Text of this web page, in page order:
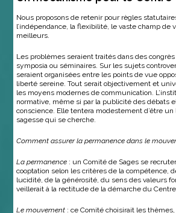
Nous proposons de retenir pour règles
l’indépendance, la flexibilité, le vaste champ de
meilleurs.
Les problèmes seraient traités dans des
symposia ou séminaires. Sur les sujets
seraient organisées entre les points de vue
liberté sereine. Tout serait objectivement et
les moyens modernes de communication.
normative, même si par la publicité des débats
conscience. Elle tentera modestement d’être un
sagesse qui se cherche.
Comment assurer la permanence dans le
La permanence : un Comité de Sages se
cooptation selon les critères de la compétence,
lucidité, de la générosité, du sens des valeurs
veillerait à la rectitude de la démarche du Centre.
Le mouvement : ce Comité choisirait les